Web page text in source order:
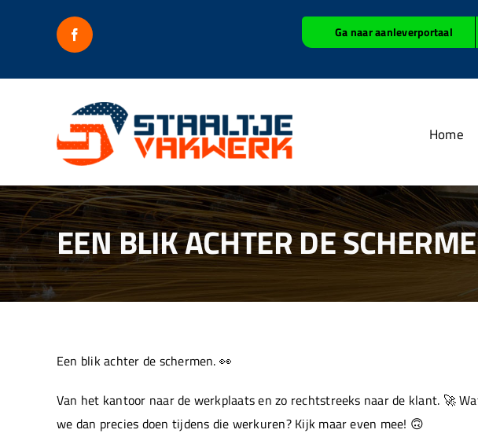
Ga naar aanleverportaal
Home
EEN BLIK ACHTER DE
Een blik achter de schermen. 👀
Van het kantoor naar de werkplaats en zo rechtstreeks naar de klant. 🚀
we dan precies doen tijdens die werkuren? Kijk maar even mee! 🙃